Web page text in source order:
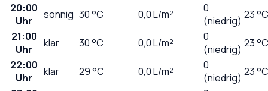
20:00
Uhr
sonnig 30°C 0,0L/m²
0
(niedrig) 23 °C
21:00
Uhr
klar 30°C 0,0L/m²
0
(niedrig) 23 °C
22:00
Uhr
klar 29°C 0,0L/m²
0
(niedrig) 23 °C